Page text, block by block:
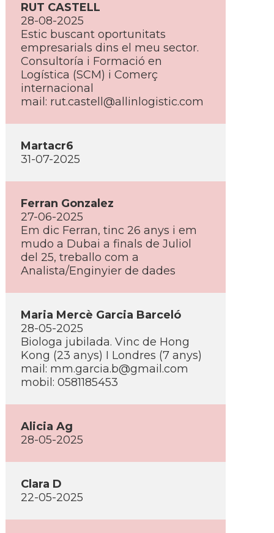
RUT CASTELL
28-08-2025
Estic buscant oportunitats
empresarials dins el meu sector.
Consultoría i Formació en
Logística (SCM) i Comerç
internacional
mail: rut.castell@allinlogistic.com
Martacr6
31-07-2025
Ferran Gonzalez
27-06-2025
Em dic Ferran, tinc 26 anys i em
mudo a Dubai a finals de Juliol
del 25, treballo com a
Analista/Enginyier de dades
Maria Mercè Garcia Barceló
28-05-2025
Biologa jubilada. Vinc de Hong
Kong (23 anys) I Londres (7 anys)
mail: mm.garcia.b@gmail.com
mobil: 0581185453
Alicia Ag
28-05-2025
Clara D
22-05-2025